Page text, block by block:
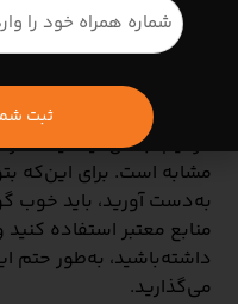
جمع بندی
در این مقاله در مورد
فرمت آن را مورد بررسی
کردیم، بخش لیسنینگ در
مشابه است. برای این‌که
به‌دست آورید، باید خوب
منابع معتبر استفاده
داشته‌باشید، به‌طور
می‌گذارید.